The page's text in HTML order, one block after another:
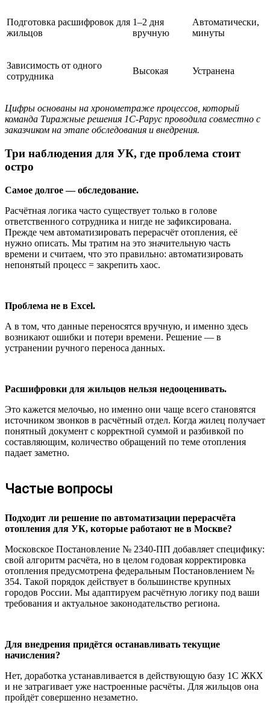
Подготовка расшифровок для
жильцов
1–2 дня
вручную
Автоматически,
минуты
Зависимость от одного
сотрудника
Высокая Устранена
Цифры основаны на хронометраже процессов, который
команда Тиражные решения 1С-Рарус проводила совместно с
заказчиком на этапе обследования и внедрения.
Три наблюдения для УК, где проблема стоит
остро
Самое долгое — обследование.
Расчётная логика часто существует только в голове
ответственного сотрудника и нигде не зафиксирована.
Прежде чем автоматизировать перерасчёт отопления, её
нужно описать. Мы тратим на это значительную часть
времени и считаем, что это правильно: автоматизировать
непонятый процесс = закрепить хаос.
Проблема не в Excel.
А в том, что данные переносятся вручную, и именно здесь
возникают ошибки и потери времени. Решение — в
устранении ручного переноса данных.
Расшифровки для жильцов нельзя недооценивать.
Это кажется мелочью, но именно они чаще всего становятся
источником звонков в расчётный отдел. Когда жилец получает
понятный документ с корректной суммой и разбивкой по
составляющим, количество обращений по теме отопления
падает заметно.
Частые вопросы
Подходит ли решение по автоматизации перерасчёта
отопления для УК, которые работают не в Москве?
Московское Постановление № 2340-ПП добавляет специфику:
свой алгоритм расчёта, но в целом годовая корректировка
отопления предусмотрена федеральным Постановлением №
354. Такой порядок действует в большинстве крупных
городов России. Мы адаптируем расчётную логику под ваши
требования и актуальное законодательство региона.
Для внедрения придётся останавливать текущие
начисления?
Нет, доработка устанавливается в действующую базу 1С ЖКХ
и не затрагивает уже настроенные расчёты. Для жильцов она
пройдёт совершенно незаметно.